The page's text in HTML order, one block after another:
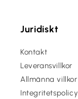
Juridiskt
Kontakt
Leveransvillkor
Allmänna villkor
Integritetspolicy